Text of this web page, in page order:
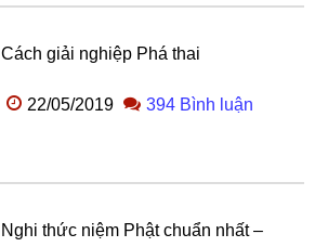
Cách giải nghiệp Phá thai
22/05/2019 394 Bình luận
Nghi thức niệm Phật chuẩn nhất –